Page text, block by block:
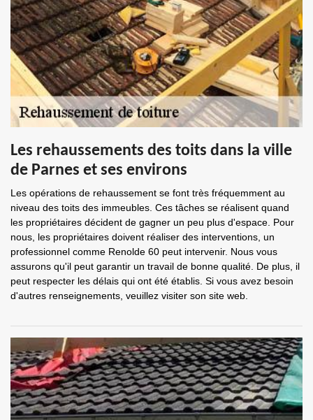
Les rehaussements des toits dans la ville
de Parnes et ses environs
Les opérations de rehaussement se font très fréquemment au
niveau des toits des immeubles. Ces tâches se réalisent quand
les propriétaires décident de gagner un peu plus d'espace. Pour
nous, les propriétaires doivent réaliser des interventions, un
professionnel comme Renolde 60 peut intervenir. Nous vous
assurons qu'il peut garantir un travail de bonne qualité. De plus, il
peut respecter les délais qui ont été établis. Si vous avez besoin
d'autres renseignements, veuillez visiter son site web.